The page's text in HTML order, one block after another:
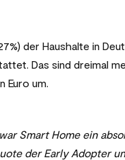
der Haushalte in
Das sind dreimal
Euro um.
Smart Home ein
der Early Adopter